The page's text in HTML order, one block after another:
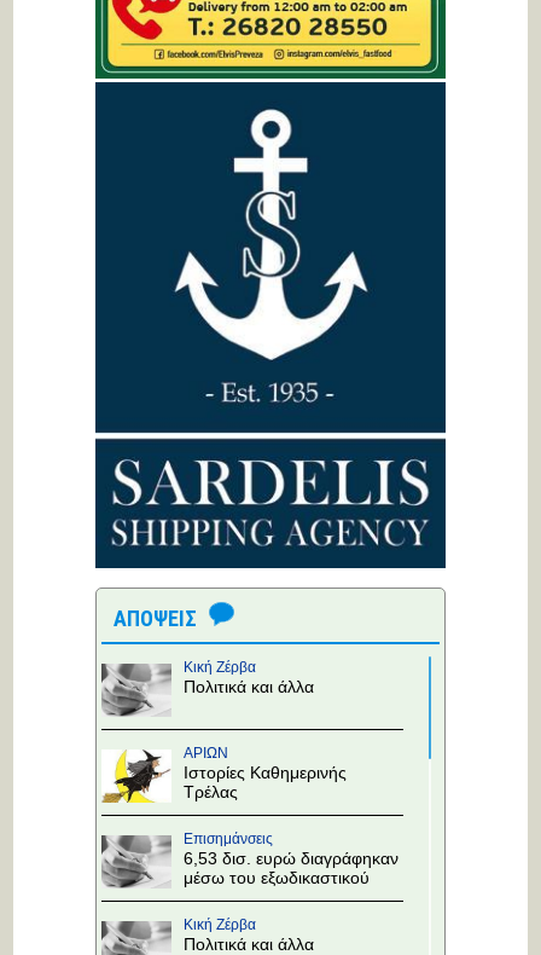
ΑΠΟΨΕΙΣ
Κική Ζέρβα
Πολιτικά και άλλα
ΑΡΙΩΝ
Ιστορίες Καθημερινής
Τρέλας
Επισημάνσεις
6,53 δισ. ευρώ διαγράφηκαν
μέσω του εξωδικαστικού
Κική Ζέρβα
Πολιτικά και άλλα